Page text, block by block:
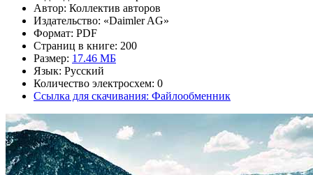
Автор: Коллектив авторов
Издательство: «Daimler AG»
Формат: PDF
Страниц в книге: 200
Размер: 17.46 МБ
Язык: Русский
Количество электросхем: 0
Ссылка для скачивания: Файлообменник